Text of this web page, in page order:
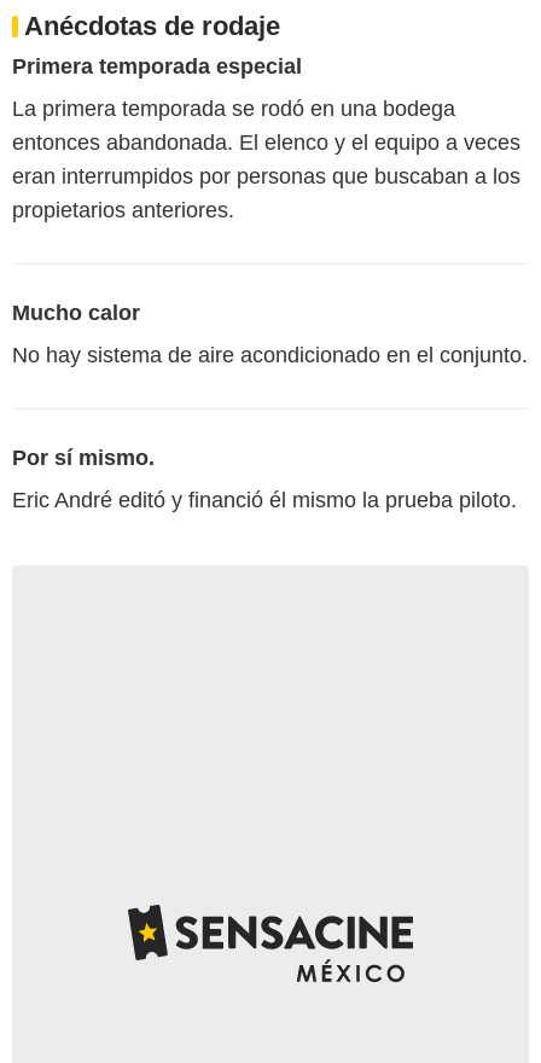
Anécdotas de rodaje
Primera temporada especial
La primera temporada se rodó en una bodega
entonces abandonada. El elenco y el equipo a veces
eran interrumpidos por personas que buscaban a los
propietarios anteriores.
Mucho calor
No hay sistema de aire acondicionado en el conjunto.
Por sí mismo.
Eric André editó y financió él mismo la prueba piloto.